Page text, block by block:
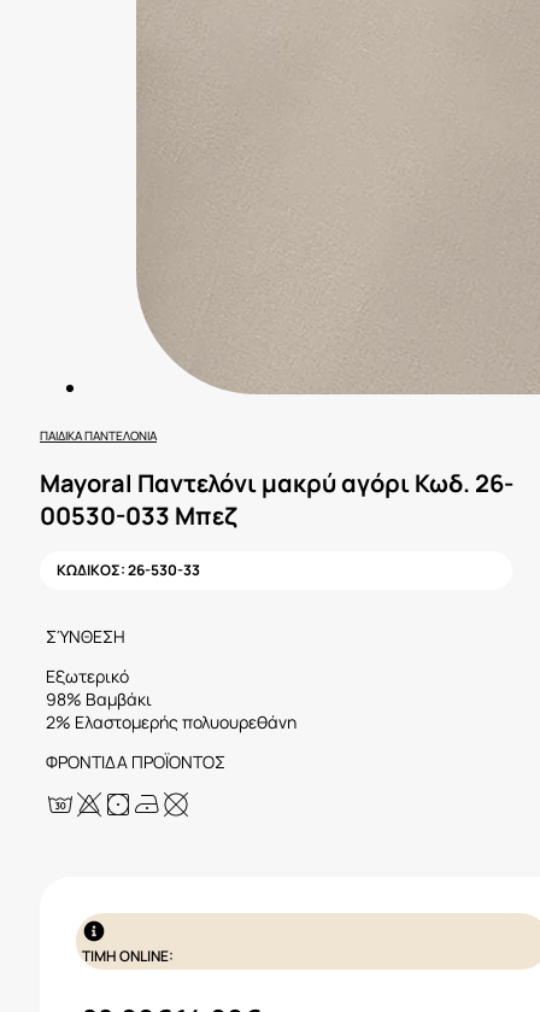
ΠΑΙΔΙΚΆ ΠΑΝΤΕΛΌΝΙΑ
Mayoral Παντελόνι μακρύ αγόρι Κωδ. 26-
00530-033 Μπεζ
ΚΩΔΙΚΟΣ:26-530-33
ΣΎΝΘΕΣΗ
Εξωτερικό
98% Βαμβάκι
2% Ελαστομερής πολυουρεθάνη
ΦΡΟΝΤΙΔΑ ΠΡΟΪΟΝΤΟΣ
ΤΙΜΗ ONLINE: